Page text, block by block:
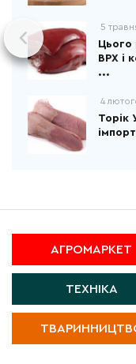
5
Цього
ВРХ і
...
4
Торік
АГРОМАРКЕТ
ТЕХНІКА